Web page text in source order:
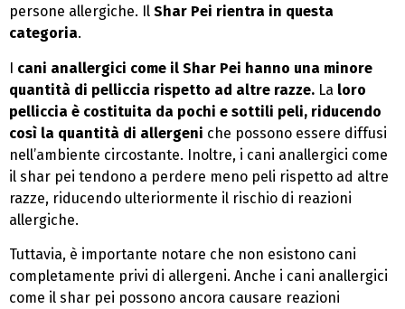
persone allergiche. Il Shar Pei rientra in questa
categoria.
I cani anallergici come il Shar Pei hanno una minore
quantità di pelliccia rispetto ad altre razze. La loro
pelliccia è costituita da pochi e sottili peli, riducendo
così la quantità di allergeni che possono essere diffusi
nell’ambiente circostante. Inoltre, i cani anallergici come
il shar pei tendono a perdere meno peli rispetto ad altre
razze, riducendo ulteriormente il rischio di reazioni
allergiche.
Tuttavia, è importante notare che non esistono cani
completamente privi di allergeni. Anche i cani anallergici
come il shar pei possono ancora causare reazioni